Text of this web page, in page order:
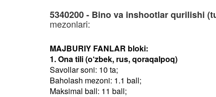
5340200 - Bino va inshootlar qurilishi
mezonlari:
MAJBURIY FANLAR bloki:
1. Ona tili (o‘zbek, rus, qoraqalpoq)
Savollar soni: 10 ta;
Baholash mezoni: 1.1 ball;
Maksimal ball: 11 ball;